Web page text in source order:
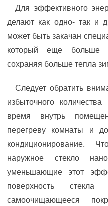
Для эффективного
делают как одно- так и
может быть закачан
который еще больше
сохраняя больше тепла
Следует обратить
избыточного
время внутрь
перегреву комнаты и
кондиционирование.
наружное стекло
уменьшающие этот
поверхность
самоочищающееся